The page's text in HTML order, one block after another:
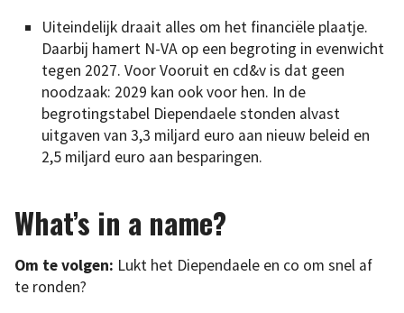
Uiteindelijk draait alles om het financiële plaatje.
Daarbij hamert N-VA op een begroting in evenwicht
tegen 2027. Voor Vooruit en cd&v is dat geen
noodzaak: 2029 kan ook voor hen. In de
begrotingstabel Diependaele stonden alvast
uitgaven van 3,3 miljard euro aan nieuw beleid en
2,5 miljard euro aan besparingen.
What’s in a name?
Om te volgen: Lukt het Diependaele en co om snel af
te ronden?